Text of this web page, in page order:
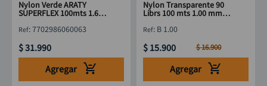
Nylon Verde ARATY
SUPERFLEX 100mts 1.60
:7702986060063
$31.990
Agregar
Nylon Transparente 90
Librs 100 mts 1.00 mm
: B 1.00
$ 15.900 $16.900
Agregar